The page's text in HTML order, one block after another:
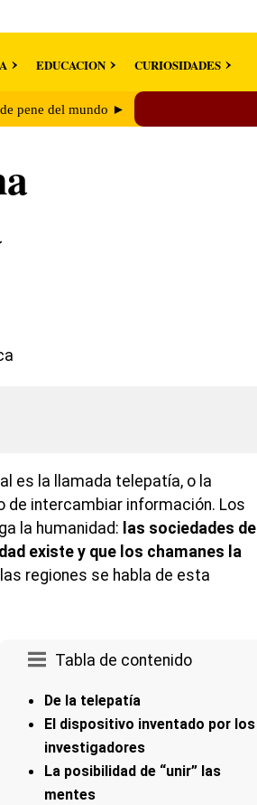
EDUCACION CURIOSIDADES
pene del mundo ►
es la llamada telepatía, o la
de intercambiar información. Los
la humanidad: las sociedades de
existe y que los chamanes la
regiones se habla de esta
Tabla de contenido
De la telepatía
El dispositivo inventado por los
investigadores
La posibilidad de “unir” las
mentes